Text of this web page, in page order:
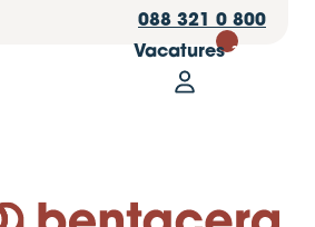
088 321 0 800
Vacatures 30
Mijn
Bentacera